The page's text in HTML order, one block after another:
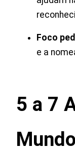
Foco
e a
5 a 7